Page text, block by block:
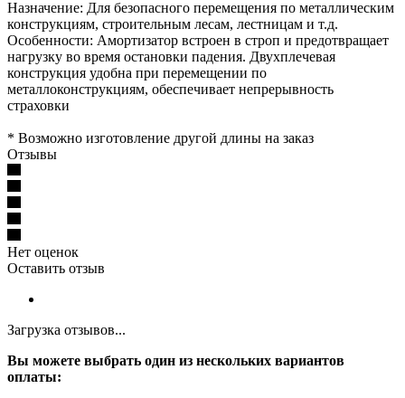
Назначение: Для безопасного перемещения по металлическим
конструкциям, строительным лесам, лестницам и т.д.
Особенности: Амортизатор встроен в строп и предотвращает
нагрузку во время остановки падения. Двухплечевая
конструкция удобна при перемещении по
металлоконструкциям, обеспечивает непрерывность
страховки
* Возможно изготовление другой длины на заказ
Отзывы
Нет оценок
Оставить отзыв
Загрузка отзывов...
Вы можете выбрать один из нескольких вариантов
оплаты: